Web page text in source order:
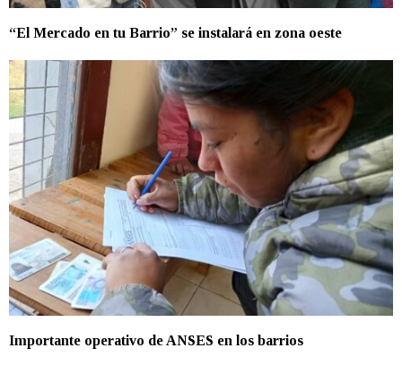
“El Mercado en tu Barrio” se instalará en zona oeste
Importante operativo de ANSES en los barrios